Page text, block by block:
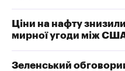
Ціни на нафту
мирної угоди між
Зеленський